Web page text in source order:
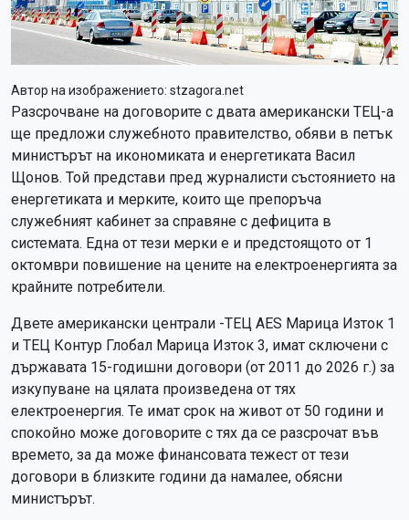
Автор на изображението: stzagora.net
Разсрочване на договорите с двата американски ТЕЦ-а
ще предложи служебното правителство, обяви в петък
министърът на икономиката и енергетиката Васил
Щонов. Той представи пред журналисти състоянието на
енергетиката и мерките, които ще препоръча
служебният кабинет за справяне с дефицита в
системата. Една от тези мерки е и предстоящото от 1
октомври повишение на цените на електроенергията за
крайните потребители.
Двете американски централи -ТЕЦ AES Марица Изток 1
и ТЕЦ Контур Глобал Марица Изток 3, имат сключени с
държавата 15-годишни договори (от 2011 до 2026 г.) за
изкупуване на цялата произведена от тях
електроенергия. Те имат срок на живот от 50 години и
спокойно може договорите с тях да се разсрочат във
времето, за да може финансовата тежест от тези
договори в близките години да намалее, обясни
министърът.